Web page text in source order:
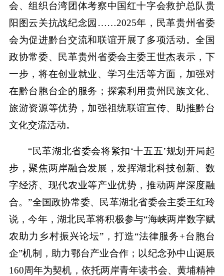
会、组织台湾团体考察中国红十字会救护总队贵
阳图云关抗战纪念园……2025年，民革贵州省委
会为促进黔台交流和联谊开展了多项活动。全国
政协常委、民革贵州省委会主委王世杰表示，下
一步，将在创业就业、学习生活等方面，加强对
在黔台胞台企的服务；探索利用贵州民族文化、
旅游资源等优势，加强祖统联谊宣传、助推黔台
文化交流活动。
“民革湖北省委会将紧扣‘十五五’规划开局起
步，聚焦两岸融合发展，发挥湖北科技创新、数
字经济、现代农业等产业优势，推动两岸深度融
合。”全国政协常委、民革湖北省委会主委王红玲
说，今年，湖北民革将积极参与“海峡两岸数字赋
农助力乡村振兴论坛”，打造“法律服务+台胞台
企”机制，助力鄂台产业合作；以纪念孙中山诞辰
160周年为契机，依托两岸青年读书会、黄埔精神